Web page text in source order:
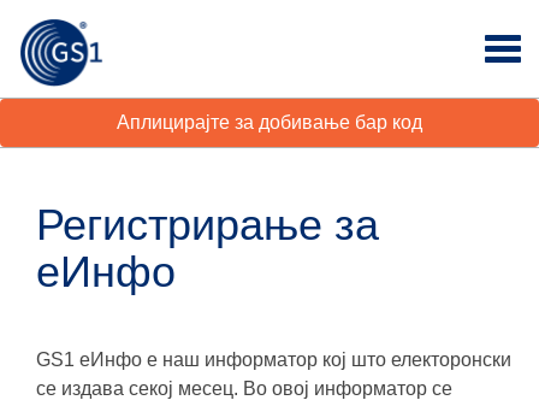
Аплицирајте за добивање бар код
Регистрирање за
еИнфо
GS1 еИнфо е наш информатор кој што електоронски
се издава секој месец. Во овој информатор се